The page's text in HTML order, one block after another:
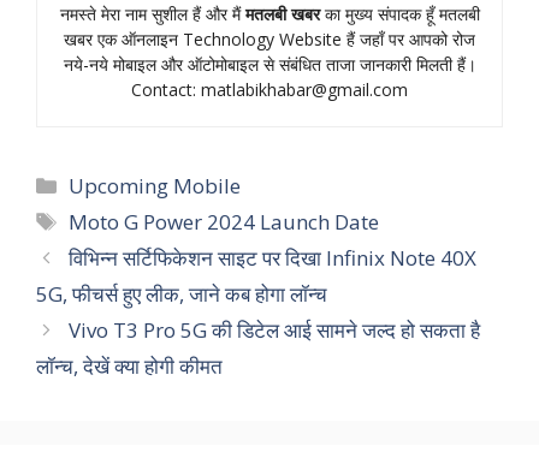
नमस्‍ते मेरा नाम सुशील हैं और मैंमतलबी खबरका मुख्‍य संपादक हूँ मतलबी
खबर एक ऑनलाइन Technology Website हैं जहॉं पर आपको रोज
नये-नये मोबाइल और ऑटोमोबाइल से संबंधित ताजा जानकारी मिलती हैं।
Contact: matlabikhabar@gmail.com
Categories
Upcoming Mobile
Tags
Moto G Power 2024 Launch Date
विभिन्न सर्टिफिकेशन साइट पर दिखा Infinix Note 40X
5G, फीचर्स हुए लीक, जाने कब होगा लॉन्च
Vivo T3 Pro 5G की डिटेल आई सामने जल्द हो सकता है
लॉन्च, देखें क्या होगी कीमत